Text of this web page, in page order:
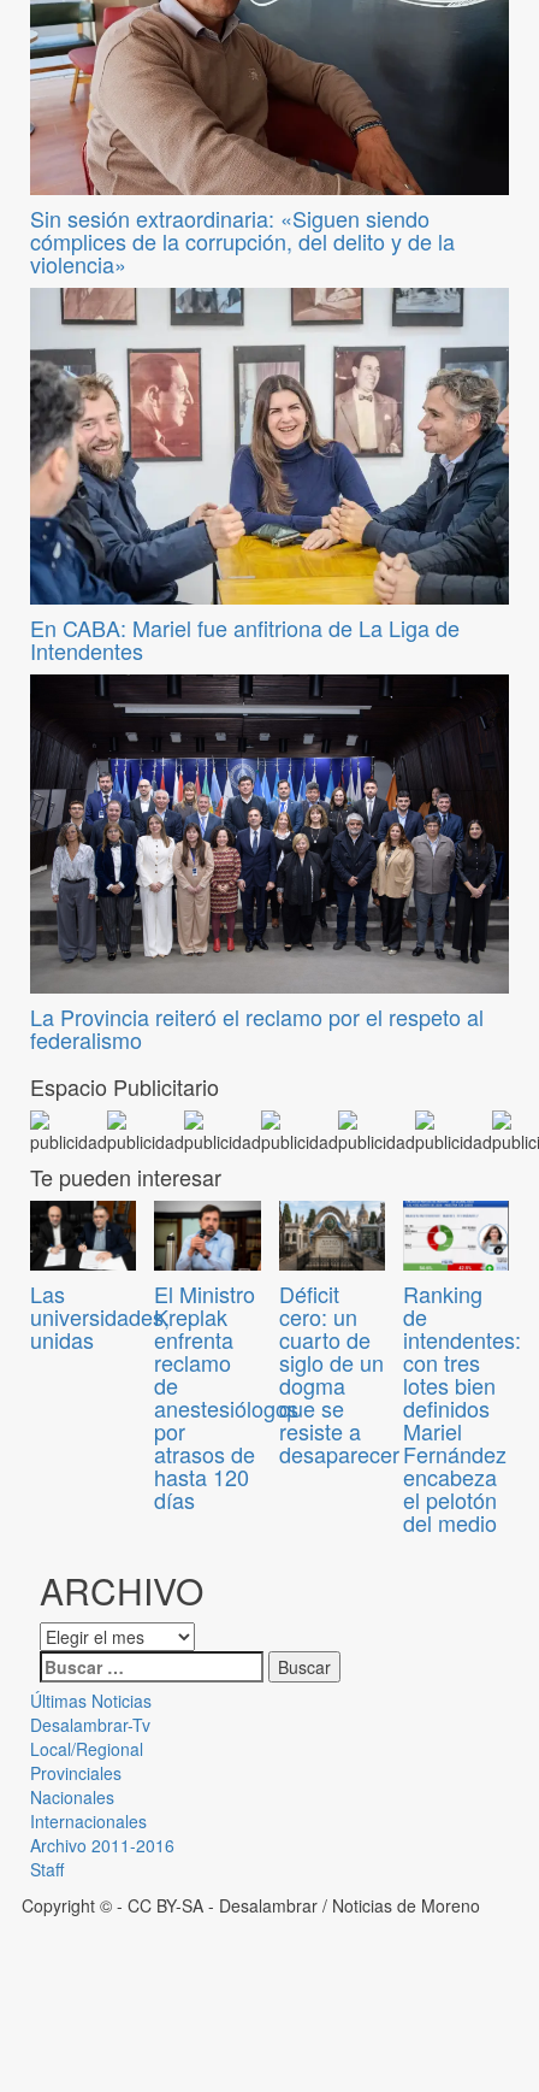
Sin sesión extraordinaria: «Siguen siendo
cómplices de la corrupción, del delito y de la
violencia»
En CABA: Mariel fue anfitriona de La Liga de
Intendentes
La Provincia reiteró el reclamo por el respeto al
federalismo
Espacio Publicitario
Te pueden interesar
Las
universidades,
unidas
El Ministro
Kreplak
enfrenta
reclamo
de
anestesiólogos
por
atrasos de
hasta 120
días
Déficit
cero: un
cuarto de
siglo de un
dogma
que se
resiste a
desaparecer
Ranking
de
intendentes:
con tres
lotes bien
definidos
Mariel
Fernández
encabeza
el pelotón
del medio
ARCHIVO
Últimas Noticias
Desalambrar-Tv
Local/Regional
Provinciales
Nacionales
Internacionales
Archivo 2011-2016
Staff
Copyright © - CC BY-SA - Desalambrar / Noticias de Moreno